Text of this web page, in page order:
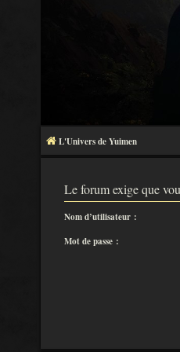
L'Univers de Yuimen
Le forum exige que
Nom d’utilisateur :
Mot de passe :